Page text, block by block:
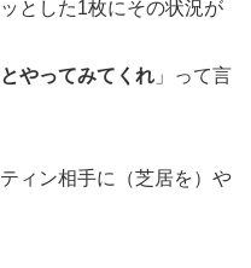
とした1枚にその状況が
やってみてくれ 」って言
ィン相手に（芝居を）や